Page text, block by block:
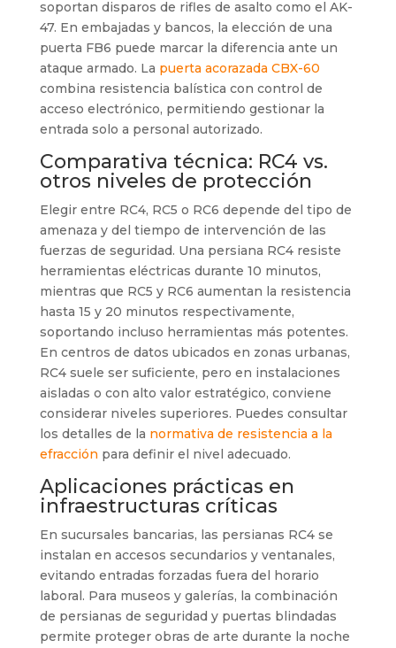
soportan disparos de rifles de asalto como el AK-
47. En embajadas y bancos, la elección de una
puerta FB6 puede marcar la diferencia ante un
ataque armado. La puerta acorazada CBX-60
combina resistencia balística con control de
acceso electrónico, permitiendo gestionar la
entrada solo a personal autorizado.
Comparativa técnica: RC4 vs.
otros niveles de protección
Elegir entre RC4, RC5 o RC6 depende del tipo de
amenaza y del tiempo de intervención de las
fuerzas de seguridad. Una persiana RC4 resiste
herramientas eléctricas durante 10 minutos,
mientras que RC5 y RC6 aumentan la resistencia
hasta 15 y 20 minutos respectivamente,
soportando incluso herramientas más potentes.
En centros de datos ubicados en zonas urbanas,
RC4 suele ser suficiente, pero en instalaciones
aisladas o con alto valor estratégico, conviene
considerar niveles superiores. Puedes consultar
los detalles de la normativa de resistencia a la
efracción para definir el nivel adecuado.
Aplicaciones prácticas en
infraestructuras críticas
En sucursales bancarias, las persianas RC4 se
instalan en accesos secundarios y ventanales,
evitando entradas forzadas fuera del horario
laboral. Para museos y galerías, la combinación
de persianas de seguridad y puertas blindadas
permite proteger obras de arte durante la noche